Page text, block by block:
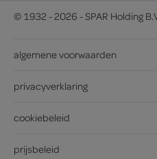
© 1932 - 2026 - SPAR Holding
algemene voorwaarden
privacyverklaring
cookiebeleid
prijsbeleid